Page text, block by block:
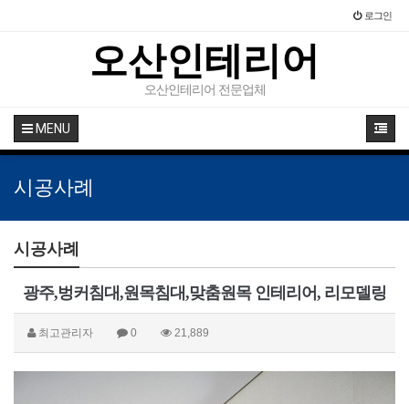
로그인
오산인테리어
오산인테리어 전문업체
MENU
시공사례
시공사례
광주,벙커침대,원목침대,맞춤원목 인테리어, 리모델링
최고관리자 0 21,889